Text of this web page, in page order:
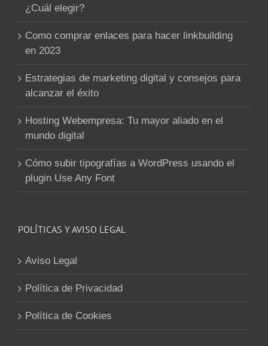
¿Cuál elegir?
Como comprar enlaces para hacer linkbuilding
en 2023
Estrategias de marketing digital y consejos para
alcanzar el éxito
Hosting Webempresa: Tu mayor aliado en el
mundo digital
Cómo subir tipografías a WordPress usando el
plugin Use Any Font
POLÍTICAS Y AVISO LEGAL
Aviso Legal
Política de Privacidad
Política de Cookies